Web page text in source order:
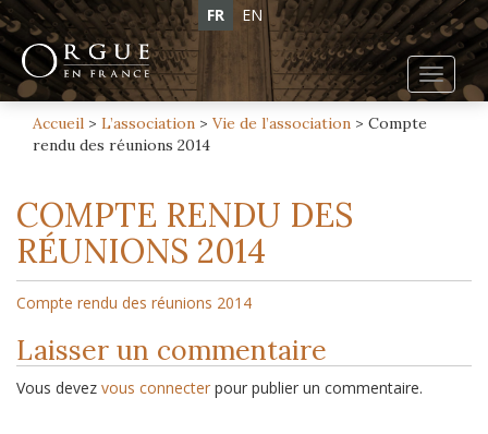
FR EN
Accueil > L’association > Vie de l’association > Compte
rendu des réunions 2014
COMPTE RENDU DES
RÉUNIONS 2014
Compte rendu des réunions 2014
Laisser un commentaire
Vous devez vous connecter pour publier un commentaire.